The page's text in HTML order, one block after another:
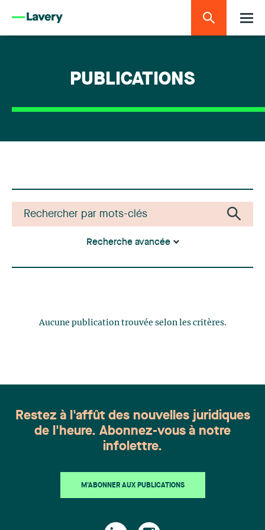
PUBLICATIONS
Recherche avancée
Aucune publication trouvée selon les critères.
Restez à l'affût des nouvelles juridiques
de l'heure. Abonnez-vous à notre
infolettre.
M'ABONNER AUX PUBLICATIONS